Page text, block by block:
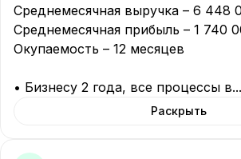
Среднемесячная выручка – 6 448
Среднемесячная прибыль – 1 740
Окупаемость – 12 месяцев
• Бизнесу 2 года, все процессы в...
Раскрыть